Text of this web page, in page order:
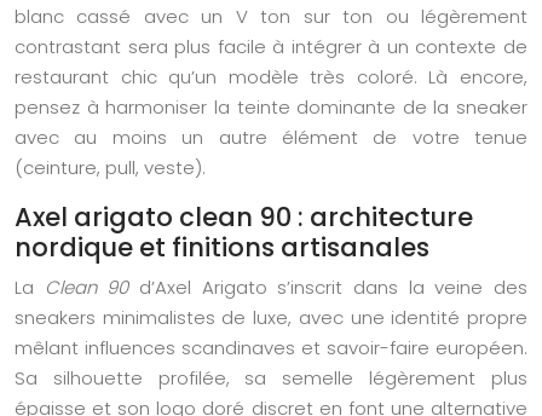
blanc cassé avec un V ton sur ton ou légèrement
contrastant sera plus facile à intégrer à un contexte de
restaurant chic qu’un modèle très coloré. Là encore,
pensez à harmoniser la teinte dominante de la sneaker
avec au moins un autre élément de votre tenue
(ceinture, pull, veste).
Axel arigato clean 90 : architecture
nordique et finitions artisanales
La Clean 90d’Axel Arigato s’inscrit dans la veine des
sneakers minimalistes de luxe, avec une identité propre
mêlant influences scandinaves et savoir-faire européen.
Sa silhouette profilée, sa semelle légèrement plus
épaisse et son logo doré discret en font une alternative